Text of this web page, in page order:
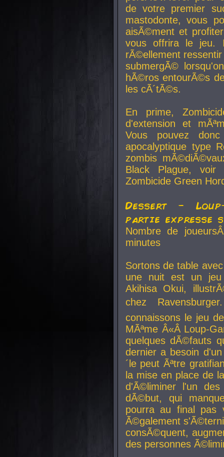
de votre premier
mastodonte, vous
aisÃ©ment et
vous offrira le jeu.
rÃ©ellement
submergÃ©
hÃ©ros entourÃ©s
les cÃ´tÃ©s.
En prime,
d'extension et
Vous pouvez
apocalyptique type
zombis
Black Plague,
Zombicide Green
Dessert -
partie expresse
Nombre de
minutes
Sortons de table
une nuit est un
Akihisa Okui,
chez
connaissons le jeu
MÃªme Â«Â Loup-
quelques dÃ©fauts
dernier a besoin
´le peut Ãªtre
la mise en place de
d'Ã©liminer l'un
dÃ©but, qui
pourra au final pas
Ã©galement
consÃ©quent,
des personnes